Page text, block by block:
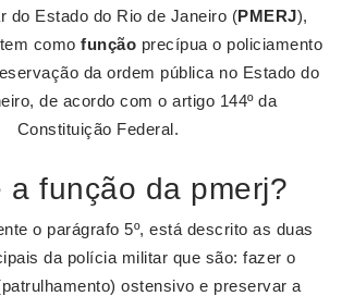
do Estado do Rio de Janeiro (PMERJ),
como função precípua o policiamento
da ordem pública no Estado do
de acordo com o artigo 144º da
Constituição Federal.
a função da pmerj?
o parágrafo 5º, está descrito as duas
da polícia militar que são: fazer o
ostensivo e preservar a